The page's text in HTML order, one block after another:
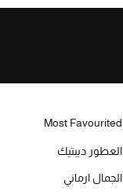
Most Favourited
العطور ديبتيك
الجمال ارماني